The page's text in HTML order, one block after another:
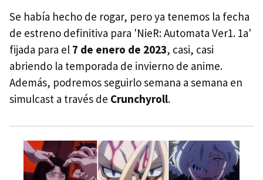
Se había hecho de rogar, pero ya tenemos la fecha
de estreno definitiva para 'NieR: Automata Ver1. 1a'
fijada para el 7 de enero de 2023, casi, casi
abriendo la temporada de invierno de anime.
Además, podremos seguirlo semana a semana en
simulcast a través de Crunchyroll.